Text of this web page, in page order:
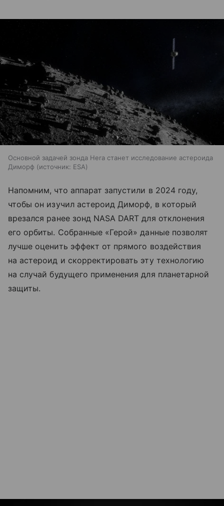
Основной задачей зонда Hera станет исследование астероида
Диморф
источник: ESA
Напомним, что аппарат запустили в 2024 году,
чтобы он изучил астероид Диморф, в который
врезался ранее зонд NASA DART для отклонения
его орбиты. Собранные «Герой» данные позволят
лучше оценить эффект от прямого воздействия
на астероид и скорректировать эту технологию
на случай будущего применения для планетарной
защиты.